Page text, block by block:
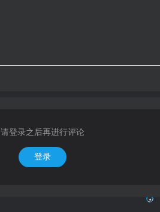
请登录之后再进行评论
登录